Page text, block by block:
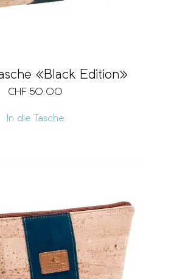
«Black Edition»
CHF 50.00
In die Tasche